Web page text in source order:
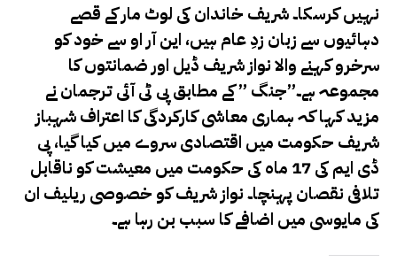
نہیں کرسکا۔ شریف خاندان کی لوٹ مار کے قصے
دہائیوں سے زبان زدِ عام ہیں، این آر او سے خود کو
سرخرو کہنے والا نواز شریف ڈیل اور ضمانتوں کا
مجموعہ ہے۔”جنگ ” کے مطابق پی ٹی آئی ترجمان نے
مزید کہا کہ ہماری معاشی کارکردگی کا اعتراف شہباز
شریف حکومت میں اقتصادی سروے میں کیا گیا، پی
ڈی ایم کی 17 ماہ کی حکومت میں معیشت کو ناقابل
تلافی نقصان پہنچا۔ نواز شریف کو خصوصی ریلیف ان
کی مایوسی میں اضافے کا سبب بن رہا ہے۔